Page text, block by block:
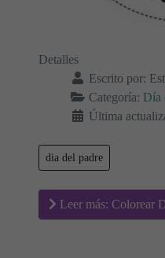
Detalles
Escrito por:
Categoría: Día
Última
dia del padre
Leer más: Colorear